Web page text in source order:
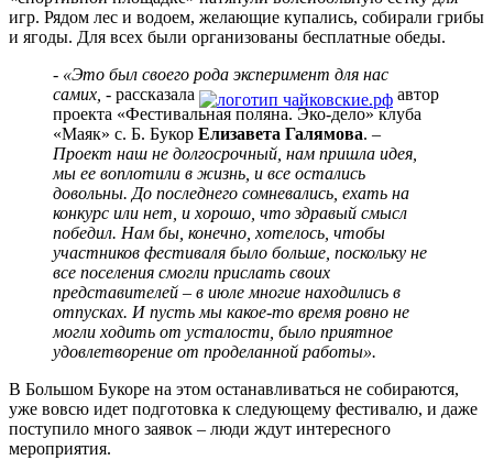
игр. Рядом лес и водоем, желающие купались, собирали грибы
и ягоды. Для всех были организованы бесплатные обеды.
- «Это был своего рода эксперимент для нас
самих, - рассказала
автор
проекта «Фестивальная поляна. Эко-дело» клуба
«Маяк» с. Б. Букор Елизавета Галямова. –
Проект наш не долгосрочный, нам пришла идея,
мы ее воплотили в жизнь, и все остались
довольны. До последнего сомневались, ехать на
конкурс или нет, и хорошо, что здравый смысл
победил. Нам бы, конечно, хотелось, чтобы
участников фестиваля было больше, поскольку не
все поселения смогли прислать своих
представителей – в июле многие находились в
отпусках. И пусть мы какое-то время ровно не
могли ходить от усталости, было приятное
удовлетворение от проделанной работы».
В Большом Букоре на этом останавливаться не собираются,
уже вовсю идет подготовка к следующему фестивалю, и даже
поступило много заявок – люди ждут интересного
мероприятия.